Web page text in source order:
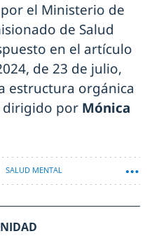
el Ministerio de
de Salud
en el artículo
de 23 de julio,
estructura orgánica
dirigido por Mónica
SALUD MENTAL